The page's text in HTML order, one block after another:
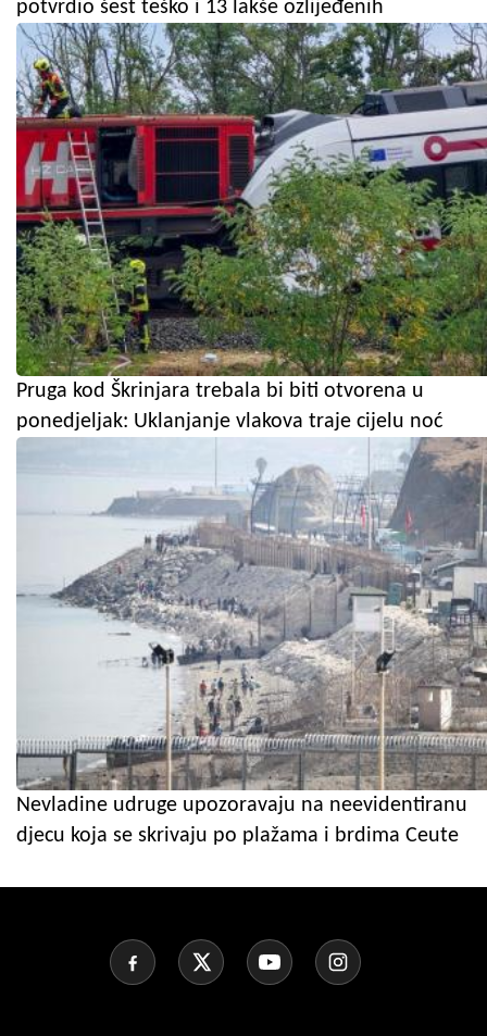
potvrdio šest teško i 13 lakše ozlijeđenih
Pruga kod Škrinjara trebala bi biti otvorena u
ponedjeljak: Uklanjanje vlakova traje cijelu noć
Nevladine udruge upozoravaju na neevidentiranu
djecu koja se skrivaju po plažama i brdima Ceute